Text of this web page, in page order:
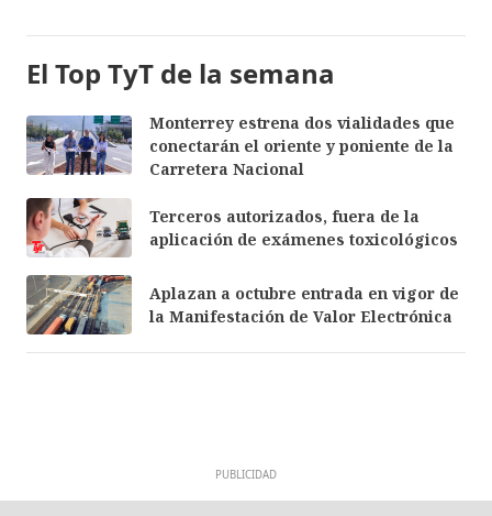
El Top TyT de la semana
Monterrey estrena dos vialidades que
conectarán el oriente y poniente de la
Carretera Nacional
Terceros autorizados, fuera de la
aplicación de exámenes toxicológicos
Aplazan a octubre entrada en vigor de
la Manifestación de Valor Electrónica
PUBLICIDAD